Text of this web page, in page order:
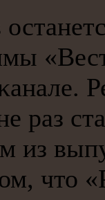
раз
из
что